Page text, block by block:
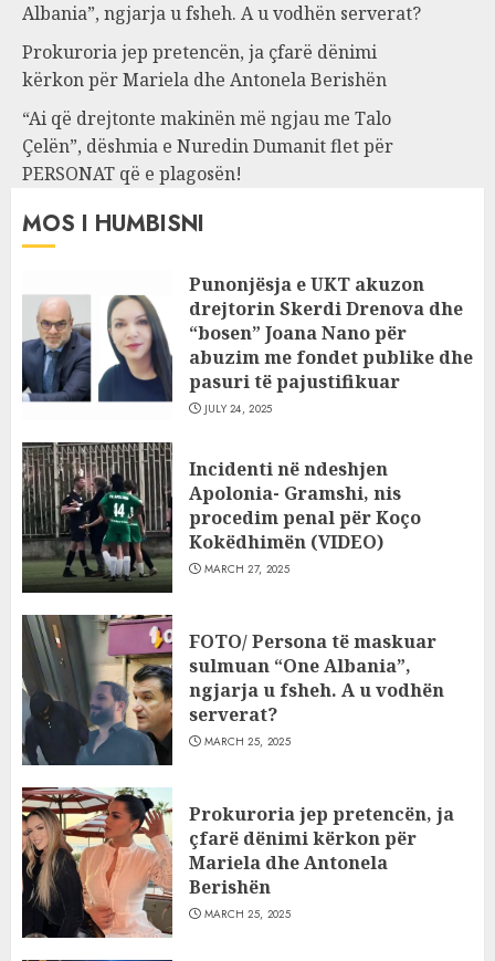
Albania”, ngjarja u fsheh. A u vodhën serverat?
Prokuroria jep pretencën, ja çfarë dënimi
kërkon për Mariela dhe Antonela Berishën
“Ai që drejtonte makinën më ngjau me Talo
Çelën”, dëshmia e Nuredin Dumanit flet për
PERSONAT që e plagosën!
MOS I HUMBISNI
Punonjësja e UKT akuzon
drejtorin Skerdi Drenova dhe
“bosen” Joana Nano për
abuzim me fondet publike dhe
pasuri të pajustifikuar
JULY 24, 2025
Incidenti në ndeshjen
Apolonia- Gramshi, nis
procedim penal për Koço
Kokëdhimën (VIDEO)
MARCH 27, 2025
FOTO/ Persona të maskuar
sulmuan “One Albania”,
ngjarja u fsheh. A u vodhën
serverat?
MARCH 25, 2025
Prokuroria jep pretencën, ja
çfarë dënimi kërkon për
Mariela dhe Antonela
Berishën
MARCH 25, 2025